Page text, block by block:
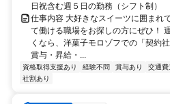
日祝含む週５日の勤務（シフト制）
仕事内容 大好きなスイーツに囲まれ
て働ける職場をお探しの方にぜひ！
くなら、洋菓子モロゾフでの「契約
賞与・昇給・...
資格取得支援あり 経験不問 賞与あり 交通費
社割あり